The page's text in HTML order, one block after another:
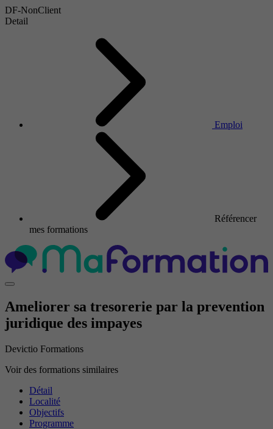
DF-NonClient
Detail
Emploi
Référencer
mes formations
Ameliorer sa tresorerie par la prevention
juridique des impayes
Devictio Formations
Voir des formations similaires
Détail
Localité
Objectifs
Programme